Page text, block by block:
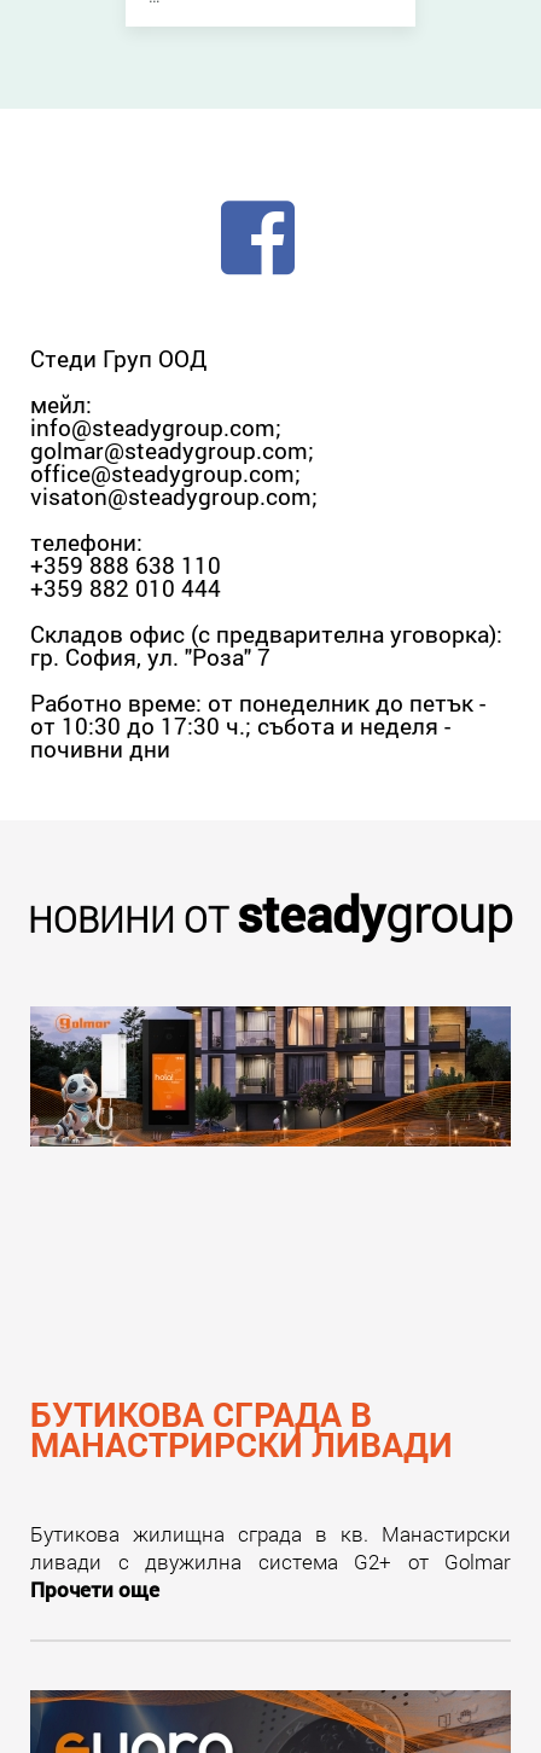
Стеди Груп ООД
мейл:
info@steadygroup.com;
golmar@steadygroup.com;
office@steadygroup.com;
visaton@steadygroup.com;
телефони:
+359 888 638 110
+359 882 010 444
Складов офис (с предварителна уговорка):
гр. София, ул. "Роза" 7
Работно време: от понеделник до петък -
от 10:30 до 17:30 ч.; събота и неделя -
почивни дни
НОВИНИ ОТsteadygroup
БУТИКОВА СГРАДА В
МАНАСТРИРСКИ ЛИВАДИ
Бутикова жилищна сграда в кв. Манастирски
ливади с двужилна система G2+ от Golmar
Прочети още